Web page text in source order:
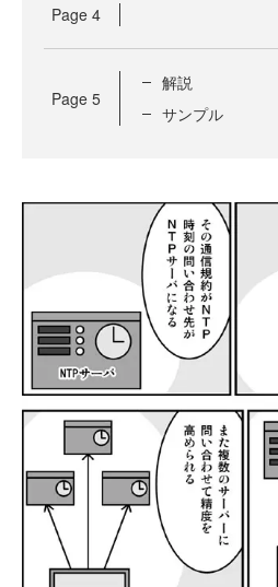
Page 4
Page 5
解説
サンプル